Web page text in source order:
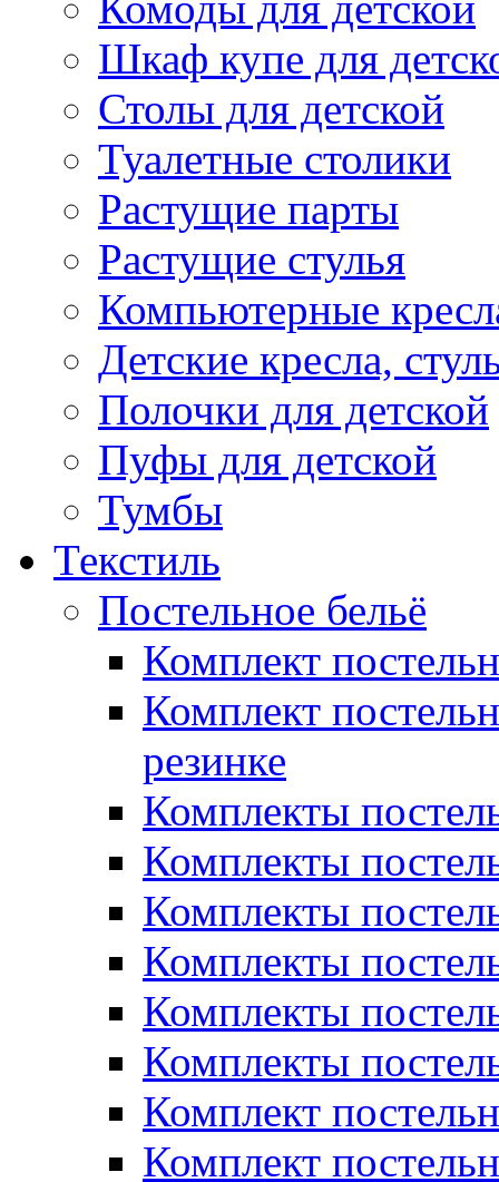
Шкаф купе для
Столы для детской
Туалетные столики
Растущие парты
Растущие стулья
Компьютерные
Детские кресла,
Полочки для детской
Пуфы для детской
Тумбы
Текстиль
Постельное бельё
Комплект
Комплект
резинке
Комплекты
Комплекты
Комплекты
Комплекты
Комплекты
Комплекты
Комплект
Комплект